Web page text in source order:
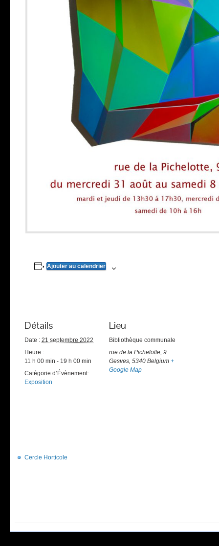
Ajouter au calendrier
Détails
Date : 21 septembre 2022
Heure :
11 h 00 min - 19 h 00 min
Catégorie d’Évènement:
Exposition
Lieu
Bibliothèque communale
rue de la Pichelotte, 9
Gesves, 5340 Belgium +
Google Map
Cercle Horticole